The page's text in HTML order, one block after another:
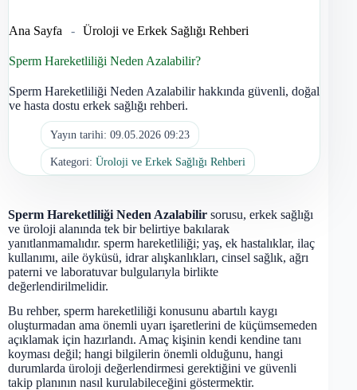
Ana Sayfa - Üroloji ve Erkek Sağlığı Rehberi
Sperm Hareketliliği Neden Azalabilir?
Sperm Hareketliliği Neden Azalabilir hakkında güvenli, doğal
ve hasta dostu erkek sağlığı rehberi.
Yayın tarihi: 09.05.2026 09:23
Kategori: Üroloji ve Erkek Sağlığı Rehberi
Sperm Hareketliliği Neden Azalabilir sorusu, erkek sağlığı
ve üroloji alanında tek bir belirtiye bakılarak
yanıtlanmamalıdır. sperm hareketliliği; yaş, ek hastalıklar, ilaç
kullanımı, aile öyküsü, idrar alışkanlıkları, cinsel sağlık, ağrı
paterni ve laboratuvar bulgularıyla birlikte
değerlendirilmelidir.
Bu rehber, sperm hareketliliği konusunu abartılı kaygı
oluşturmadan ama önemli uyarı işaretlerini de küçümsemeden
açıklamak için hazırlandı. Amaç kişinin kendi kendine tanı
koyması değil; hangi bilgilerin önemli olduğunu, hangi
durumlarda üroloji değerlendirmesi gerektiğini ve güvenli
takip planının nasıl kurulabileceğini göstermektir.